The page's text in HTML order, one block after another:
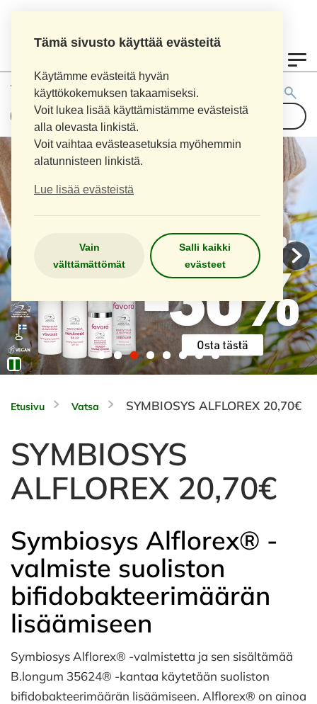
Tämä sivusto käyttää evästeitä
Käytämme evästeitä hyvän
käyttökokemuksen takaamiseksi.
Voit lukea lisää käyttämistämme evästeistä
alla olevasta linkistä.
Voit vaihtaa evästeasetuksia myöhemmin
alatunnisteen linkistä.
Lue lisää evästeistä
Vain
välttämättömät
Salli kaikki
evästeet
Tuotehaku:
Etusivu Vatsa SYMBIOSYS ALFLOREX 20,70€
SYMBIOSYS
ALFLOREX 20,70€
Symbiosys Alflorex® -
valmiste suoliston
bifidobakteerimäärän
lisäämiseen
Symbiosys Alflorex® -valmistetta ja sen sisältämää
B.longum 35624® -kantaa käytetään suoliston
bifidobakteerimäärän lisäämiseen. Alflorex® on ainoa